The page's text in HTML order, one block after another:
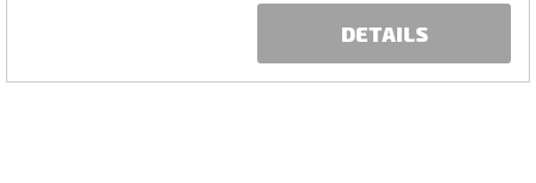
DETAILS